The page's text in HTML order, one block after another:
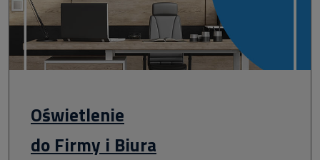
Oświetlenie
do Firmy i Biura